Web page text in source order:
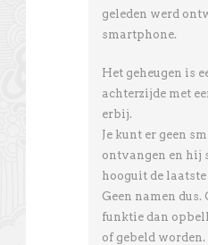
geleden werd
smartphone.
Het geheugen is
achterzijde met
erbij.
Je kunt er geen
ontvangen en hij
hooguit de
Geen namen dus.
funktie dan
of gebeld worden.